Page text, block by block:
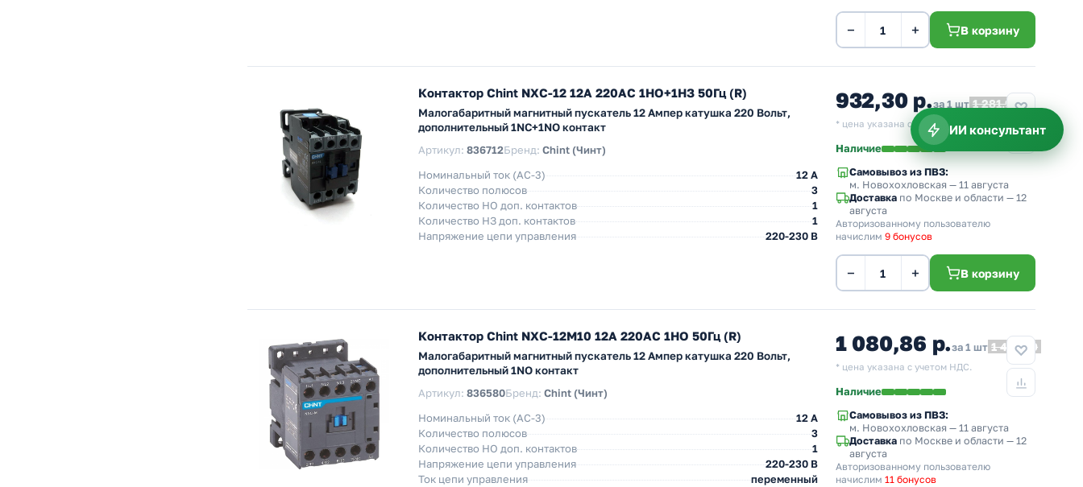
− + В корзину
Контактор Chint NXC-12 12А 220АС 1НО+1НЗ 50Гц (R)
Малогабаритный магнитный пускатель 12 Ампер катушка 220 Вольт,
дополнительный 1NC+1NO контакт
Артикул: 836712Бренд: Chint (Чинт)
Номинальный ток (АС-3)
12 A
Количество полюсов
3
Количество НO доп. контактов
1
Количество НЗ доп. контактов
1
Напряжение цепи управления
220-230 В
932,30 р.за 1 шт 1 281,92
* цена указана с учетом НДС.
Наличие
Самовывоз из ПВЗ:
м. Новохохловская — 11 августа
Доставка по Москве и области — 12
августа
Авторизованному пользователю
начислим 9 бонусов
− + В корзину
Контактор Chint NXC-12M10 12A 220АС 1НО 50Гц (R)
Малогабаритный магнитный пускатель 12 Ампер катушка 220 Вольт,
дополнительный 1NO контакт
Артикул: 836580Бренд: Chint (Чинт)
Номинальный ток (АС-3)
12 A
Количество полюсов
3
Количество НO доп. контактов
1
Напряжение цепи управления
220-230 В
Ток цепи управления
переменный
1 080,86 р.за 1 шт 1 486,19
* цена указана с учетом НДС.
Наличие
Самовывоз из ПВЗ:
м. Новохохловская — 11 августа
Доставка по Москве и области — 12
августа
Авторизованному пользователю
начислим 11 бонусов
ИИ консультант